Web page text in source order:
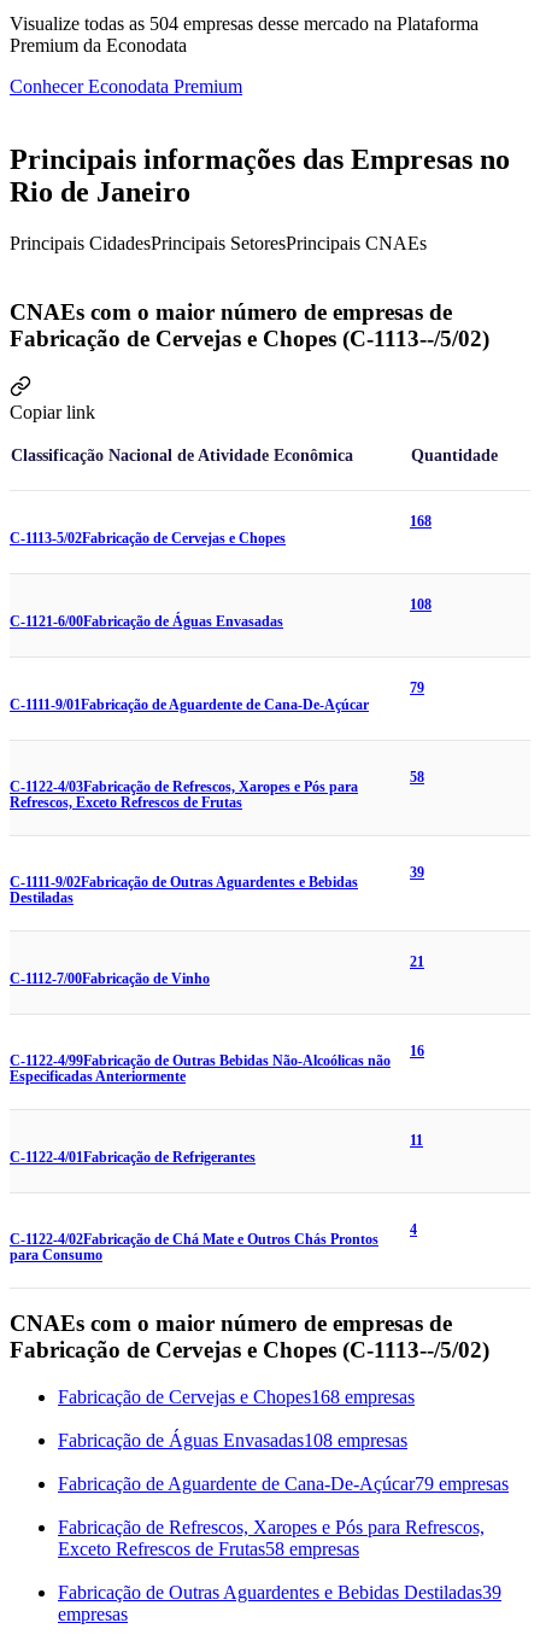
Visualize todas as 504 empresas desse mercado na Plataforma
Premium da Econodata
Conhecer Econodata Premium
Principais informações das Empresas no
Rio de Janeiro
Principais CidadesPrincipais SetoresPrincipais CNAEs
CNAEs com o maior número de empresas de
Fabricação de Cervejas e Chopes (C-1113--/5/02)
Copiar link
Classificação Nacional de Atividade Econômica Quantidade
C-1113-5/02Fabricação de Cervejas e Chopes
168
C-1121-6/00Fabricação de Águas Envasadas
108
C-1111-9/01Fabricação de Aguardente de Cana-De-Açúcar
79
C-1122-4/03Fabricação de Refrescos, Xaropes e Pós para
Refrescos, Exceto Refrescos de Frutas
58
C-1111-9/02Fabricação de Outras Aguardentes e Bebidas
Destiladas
39
C-1112-7/00Fabricação de Vinho
21
C-1122-4/99Fabricação de Outras Bebidas Não-Alcoólicas não
Especificadas Anteriormente
16
C-1122-4/01Fabricação de Refrigerantes
11
C-1122-4/02Fabricação de Chá Mate e Outros Chás Prontos
para Consumo
4
CNAEs com o maior número de empresas de
Fabricação de Cervejas e Chopes (C-1113--/5/02)
Fabricação de Cervejas e Chopes168 empresas
Fabricação de Águas Envasadas108 empresas
Fabricação de Aguardente de Cana-De-Açúcar79 empresas
Fabricação de Refrescos, Xaropes e Pós para Refrescos,
Exceto Refrescos de Frutas58 empresas
Fabricação de Outras Aguardentes e Bebidas Destiladas39
empresas